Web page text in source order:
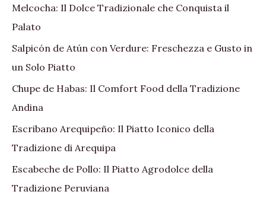
Melcocha: Il Dolce Tradizionale che Conquista il
Palato
Salpicón de Atún con Verdure: Freschezza e Gusto in
un Solo Piatto
Chupe de Habas: Il Comfort Food della Tradizione
Andina
Escribano Arequipeño: Il Piatto Iconico della
Tradizione di Arequipa
Escabeche de Pollo: Il Piatto Agrodolce della
Tradizione Peruviana